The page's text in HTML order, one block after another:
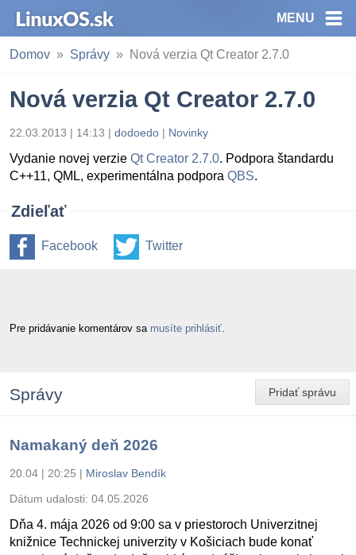
MENU
Domov Správy Nová verzia Qt Creator 2.7.0
Nová verzia Qt Creator 2.7.0
22.03.2013 | 14:13 | dodoedo | Novinky
Vydanie novej verzie Qt Creator 2.7.0. Podpora štandardu
C++11, QML, experimentálna podpora QBS.
Zdieľať
Facebook Twitter
Pre pridávanie komentárov sa musíte prihlásiť
Pridať správu
Správy
Namakaný deň 2026
20.04 | 20:25 | Miroslav Bendík
Dátum udalosti: 04.05.2026
Dňa 4. mája 2026 od 9:00 sa v priestoroch Univerzitnej
knižnice Technickej univerzity v Košiciach bude konať